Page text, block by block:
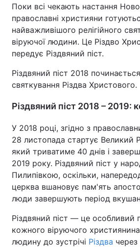
Поки всі чекають настання
православні християни
найважливішого релігійного
віруючої людини. Це Різдво
передує Різдвяний піст.
Різдвяний піст 2018
святкування Різдва Христового.
Різдвяний піст 2018 – 2019:
У 2018 році, згідно з
28 листопада стартує Великий
який триватиме 40 днів і
2019 року. Різдвяний піст у
Пилипівкою, оскільки,
церква вшановує пам'ять
люди завершують період
Різдвяний піст — це особливий
кожного віруючого
людину до зустрічі Різдва через